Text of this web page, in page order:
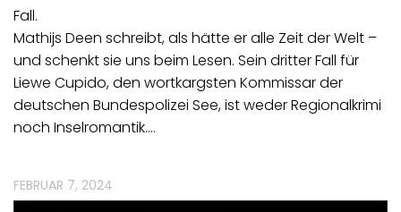
Fall.
Mathijs Deen schreibt, als hätte er alle Zeit der Welt –
und schenkt sie uns beim Lesen. Sein dritter Fall für
Liewe Cupido, den wortkargsten Kommissar der
deutschen Bundespolizei See, ist weder Regionalkrimi
noch Inselromantik.…
FEBRUAR 7, 2024